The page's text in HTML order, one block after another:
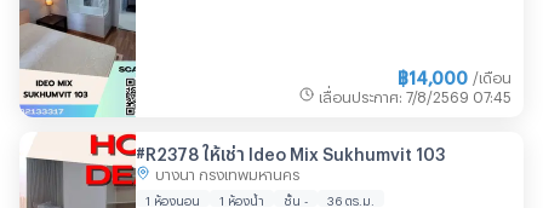
฿14,000 /เดือน
เลื่อนประกาศ : 7/8/2569 07:45
#R2378 ให้เช่า Ideo Mix Sukhumvit 103
บางนา กรุงเทพมหานคร
1 ห้องนอน 1 ห้องน้ำ ชั้น - 36 ตร.ม.